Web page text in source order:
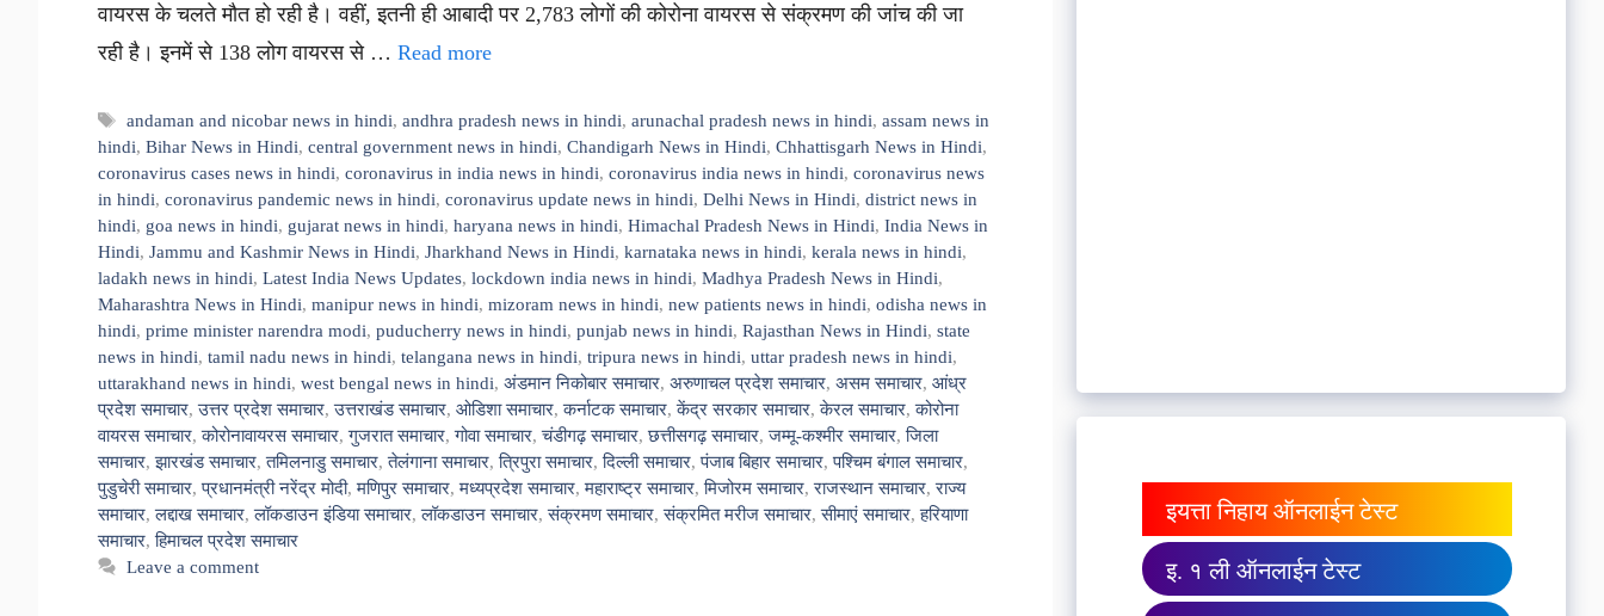
वायरस के चलते मौत हो रही है। वहीं, इतनी ही आबादी पर 2,783 लोगों की कोरोना वायरस से संक्रमण की जांच की जा
रही है। इनमें से 138 लोग वायरस से … Read more
Tags
andaman and nicobar news in hindi,andhra pradesh news in hindi,arunachal pradesh news in hindi,assam news in
hindi, Bihar News in Hindi, central government news in hindi, Chandigarh News in Hindi, Chhattisgarh News in Hindi,
coronavirus cases news in hindi, coronavirus in india news in hindi, coronavirus india news in hindi, coronavirus news
in hindi, coronavirus pandemic news in hindi, coronavirus update news in hindi, Delhi News in Hindi, district news in
hindi, goa news in hindi, gujarat news in hindi, haryana news in hindi, Himachal Pradesh News in Hindi, India News in
Hindi, Jammu and Kashmir News in Hindi, Jharkhand News in Hindi, karnataka news in hindi, kerala news in hindi,
ladakh news in hindi, Latest India News Updates, lockdown india news in hindi, Madhya Pradesh News in Hindi,
Maharashtra News in Hindi, manipur news in hindi, mizoram news in hindi, new patients news in hindi, odisha news in
hindi, prime minister narendra modi, puducherry news in hindi, punjab news in hindi, Rajasthan News in Hindi, state
news in hindi, tamil nadu news in hindi, telangana news in hindi, tripura news in hindi, uttar pradesh news in hindi,
uttarakhand news in hindi, west bengal news in hindi, अंडमान निकोबार समाचार, अरुणाचल प्रदेश समाचार, असम समाचार, आंध्र
प्रदेश समाचार,उत्तर प्रदेश समाचार,उत्तराखंड समाचार, ओडिशा समाचार,कर्नाटक समाचार,केंद्र सरकार समाचार,केरल समाचार,कोरोना
वायरस समाचार,कोरोनावायरस समाचार,गुजरात समाचार,गोवा समाचार,चंडीगढ़ समाचार,छत्तीसगढ़ समाचार,जम्मू-कश्मीर समाचार,जिला
समाचार,झारखंड समाचार,तमिलनाडु समाचार,तेलंगाना समाचार,त्रिपुरा समाचार,दिल्ली समाचार,पंजाब बिहार समाचार,पश्चिम बंगाल समाचार,
पुडुचेरी समाचार,प्रधानमंत्री नरेंद्र मोदी,मणिपुर समाचार,मध्यप्रदेश समाचार,महाराष्ट्र समाचार,मिजोरम समाचार,राजस्थान समाचार,राज्य
समाचार,लद्दाख समाचार,लॉकडाउन इंडिया समाचार,लॉकडाउन समाचार,संक्रमण समाचार,संक्रमित मरीज समाचार,सीमाएं समाचार,हरियाणा
समाचार,हिमाचल प्रदेश समाचार
Leave a comment
इयत्ता निहाय ऑनलाईन टेस्ट
इ. १ ली ऑनलाईन टेस्ट